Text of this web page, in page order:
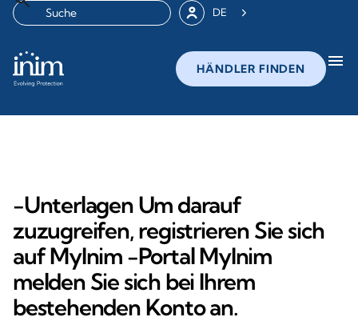
DE
HÄNDLER FINDEN menu
-Unterlagen Um darauf
zuzugreifen, registrieren Sie sich
auf MyInim -Portal MyInim
melden Sie sich bei Ihrem
bestehenden Konto an.